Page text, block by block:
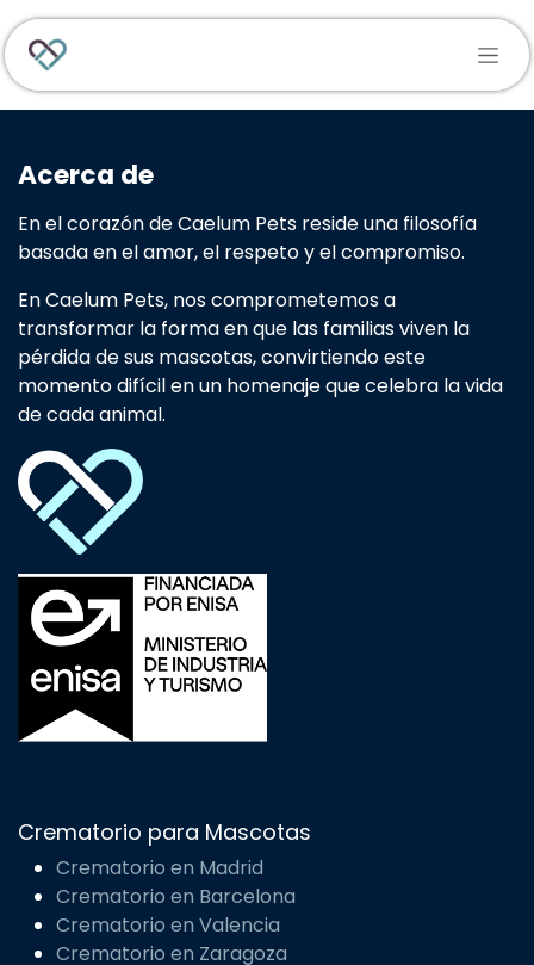
Ir al contenido
Acerca de
En el corazón de Caelum Pets reside una filosofía
basada en el amor, el respeto y el compromiso.
En Caelum Pets, nos comprometemos a
transformar la forma en que las familias viven la
pérdida de sus mascotas, convirtiendo este
momento difícil en un homenaje que celebra la vida
de cada animal.
Crematorio para Mascotas
Crematorio en Madrid
Crematorio en Barcelona
Crematorio en Valencia
Crematorio en Zaragoza